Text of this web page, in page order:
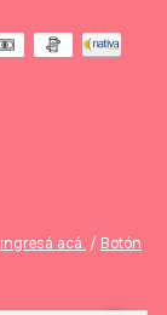
ingresá acá. / Botón